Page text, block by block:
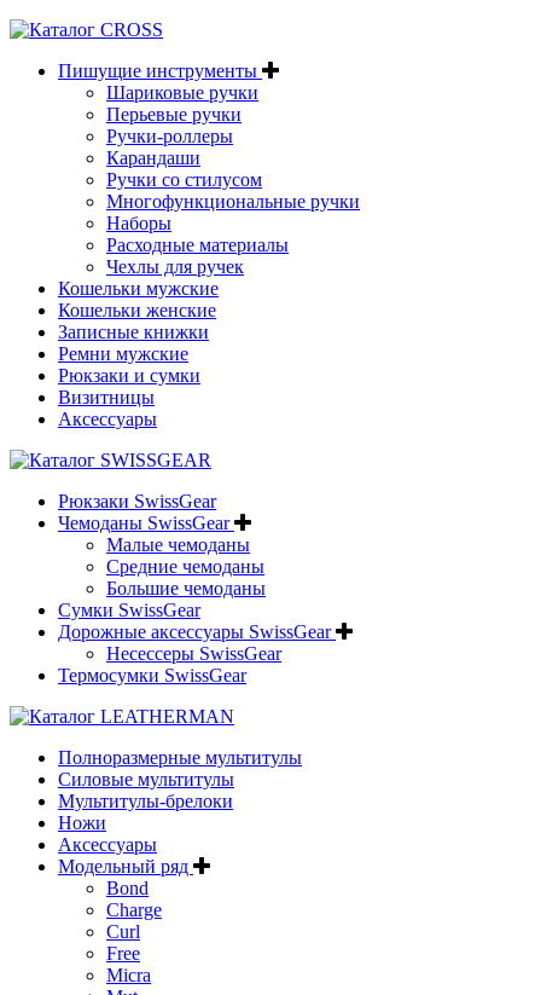
Пишущие инструменты
Шариковые ручки
Перьевые ручки
Ручки-роллеры
Карандаши
Ручки со стилусом
Многофункциональные ручки
Наборы
Расходные материалы
Чехлы для ручек
Кошельки мужские
Кошельки женские
Записные книжки
Ремни мужские
Рюкзаки и сумки
Визитницы
Аксессуары
Рюкзаки SwissGear
Чемоданы SwissGear
Малые чемоданы
Средние чемоданы
Большие чемоданы
Сумки SwissGear
Дорожные аксессуары SwissGear
Несессеры SwissGear
Термосумки SwissGear
Полноразмерные мультитулы
Силовые мультитулы
Мультитулы-брелоки
Ножи
Аксессуары
Модельный ряд
Bond
Charge
Curl
Free
Micra